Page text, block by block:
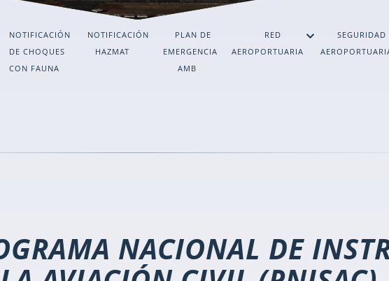
NOTIFICACIÓN
DE CHOQUES
CON FAUNA
NOTIFICACIÓN
HAZMAT
PLAN DE
EMERGENCIA
AMB
RED
AEROPORTUARIA
SEGURIDAD
NACIONAL DE